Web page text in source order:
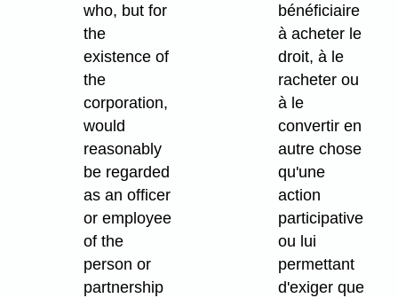
who, but for
the
existence of
the
corporation,
would
reasonably
be regarded
as an officer
or employee
of the
person or
partnership
bénéficiaire
à acheter le
droit, à le
racheter ou
à le
convertir en
autre chose
qu'une
action
participative
ou lui
permettant
d'exiger que